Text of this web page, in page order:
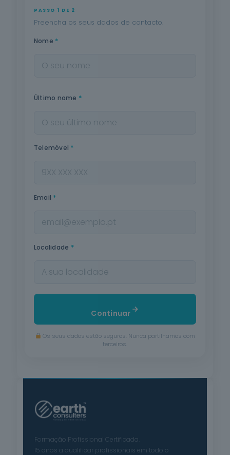
PASSO 1 DE 2
Preencha os seus dados de contacto.
Nome *
Último nome *
Telemóvel *
Email *
Localidade *
Continuar
Os seus dados estão seguros. Nunca partilhamos com
terceiros.
Formação Profissional Certificada.
15 anos a qualificar profissionais em todo o